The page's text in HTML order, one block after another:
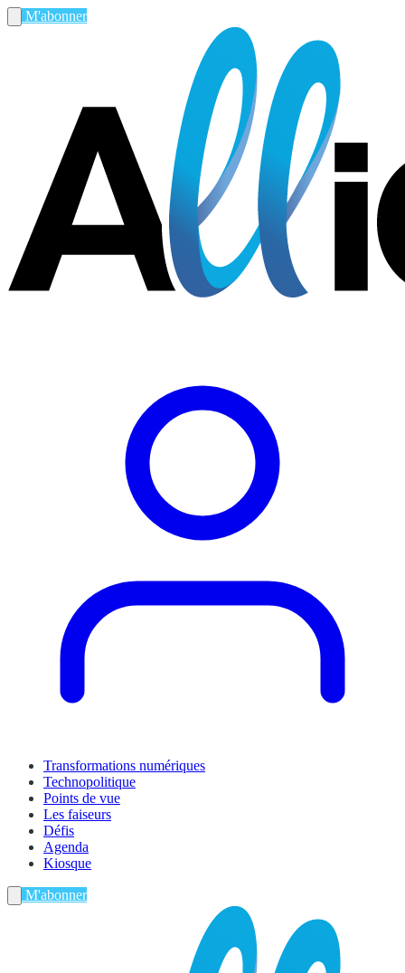
M'abonner
Transformations numériques
Technopolitique
Points de vue
Les faiseurs
Défis
Agenda
Kiosque
M'abonner